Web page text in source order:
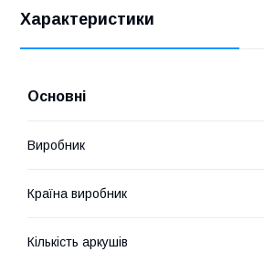
Характеристики
Основні
Виробник
Країна виробник
Кількість аркушів